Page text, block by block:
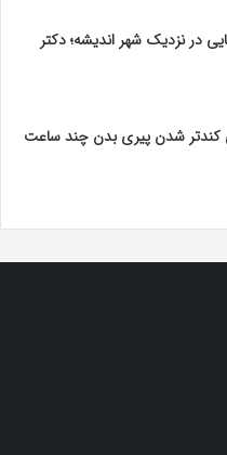
در نزدیک شهر اندیشه؛ دکتر
کندتر شدن پیری بدن چند ساعت